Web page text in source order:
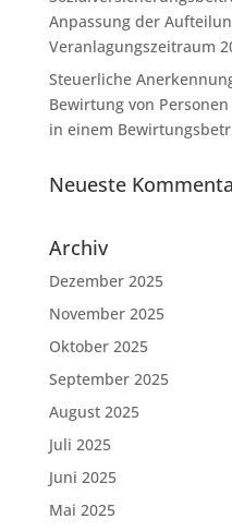
Anpassung der
Veranlagungszeitraum
Steuerliche
Bewirtung von
in einem
Neueste
Archiv
Dezember 2025
November 2025
Oktober 2025
September 2025
August 2025
Juli 2025
Juni 2025
Mai 2025